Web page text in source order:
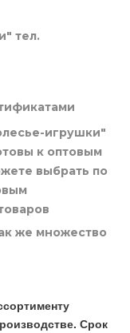
тел.
игрушки"
к оптовым
выбрать по
же множество
Срок